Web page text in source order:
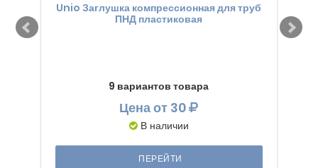
Unio Заглушка компрессионная для труб
ПНД пластиковая
9 вариантов товара
Ценаот 30
В наличии
ПЕРЕЙТИ